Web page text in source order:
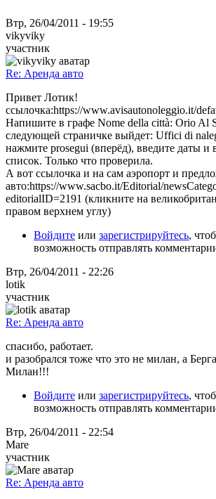
Втр, 26/04/2011 - 19:55
vikyviky
участник
Re: Аренда авто
Привет Лотик!
ссылочка:https://www.avisautonoleggio.it/
Напишите в графе Nome della città: Orio Al
следующей страничке выйдет: Uffici di
нажмите prosegui (вперёд), введите даты
список. Только что проверила.
А вот ссылочка и на сам аэропорт и
авто:https://www.sacbo.it/Editorial/
editorialID=2191 (кликните на
правом верхнем углу)
Войдите или зарегистрируйтесь,
возможность отправлять
Втр, 26/04/2011 - 22:26
lotik
участник
Re: Аренда авто
спасибо, работает.
и разобрался тоже что это не милан, а
Милан!!!
Войдите или зарегистрируйтесь,
возможность отправлять
Втр, 26/04/2011 - 22:54
Mare
участник
Re: Аренда авто